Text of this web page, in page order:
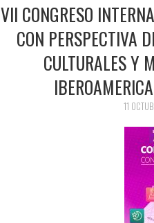
VII CONGRESO
CON PERSPECTIVA
CULTURALES Y
11